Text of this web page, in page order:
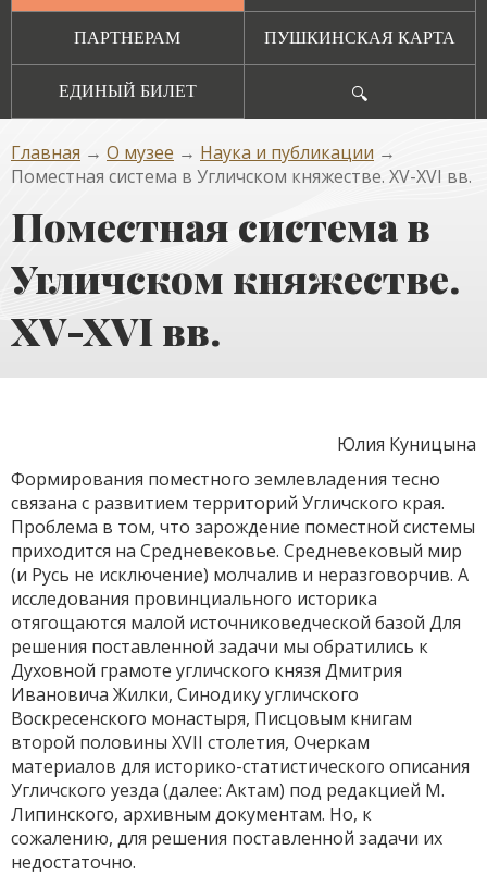
ПАРТНЕРАМ ПУШКИНСКАЯ КАРТА
ЕДИНЫЙ БИЛЕТ 🔍
Главная → О музее → Наука и публикации →
Поместная система в Угличском княжестве. XV-XVI вв.
Поместная система в
Угличском княжестве.
XV-XVI вв.
Юлия Куницына
Формирования поместного землевладения тесно
связана с развитием территорий Угличского края.
Проблема в том, что зарождение поместной системы
приходится на Средневековье. Средневековый мир
(и Русь не исключение) молчалив и неразговорчив. А
исследования провинциального историка
отягощаются малой источниковедческой базой Для
решения поставленной задачи мы обратились к
Духовной грамоте угличского князя Дмитрия
Ивановича Жилки, Синодику угличского
Воскресенского монастыря, Писцовым книгам
второй половины XVII столетия, Очеркам
материалов для историко-статистического описания
Угличского уезда (далее: Актам) под редакцией М.
Липинского, архивным документам. Но, к
сожалению, для решения поставленной задачи их
недостаточно.